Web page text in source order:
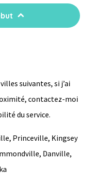
suivantes, si j’ai
contactez-moi
du service.
Princeville, Kingsey
Danville,